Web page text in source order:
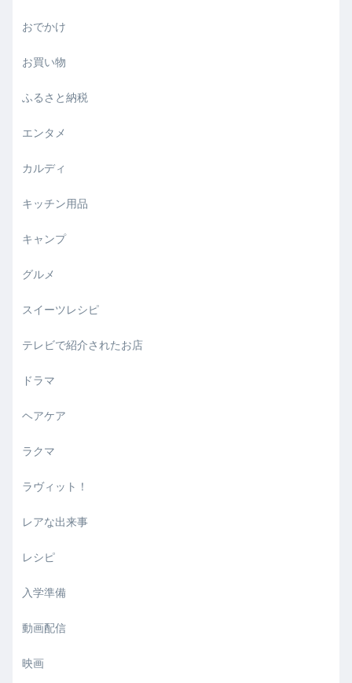
おでかけ
お買い物
ふるさと納税
エンタメ
カルディ
キッチン用品
キャンプ
グルメ
スイーツレシピ
テレビで紹介されたお店
ドラマ
ヘアケア
ラクマ
ラヴィット！
レアな出来事
レシピ
入学準備
動画配信
映画